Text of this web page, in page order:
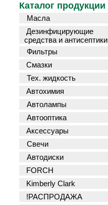
Каталог продукции
Масла
Дезинфицирующие
средства и антисептики
Фильтры
Смазки
Тех. жидкость
Автохимия
Автолампы
Автооптика
Аксессуары
Свечи
Автодиски
FORCH
Kimberly Clark
!РАСПРОДАЖА